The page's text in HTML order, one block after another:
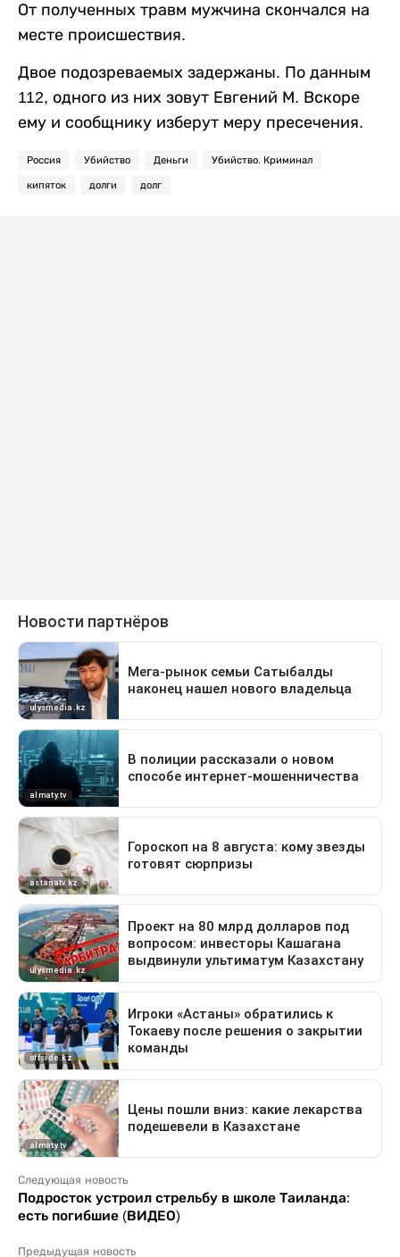
От полученных травм мужчина скончался на
месте происшествия.
Двое подозреваемых задержаны. По данным
112, одного из них зовут Евгений М. Вскоре
ему и сообщнику изберут меру пресечения.
Россия Убийство Деньги Убийство. Криминал
кипяток долги долг
Следующая новость
Подросток устроил стрельбу в школе Таиланда:
есть погибшие (ВИДЕО)
Предыдущая новость